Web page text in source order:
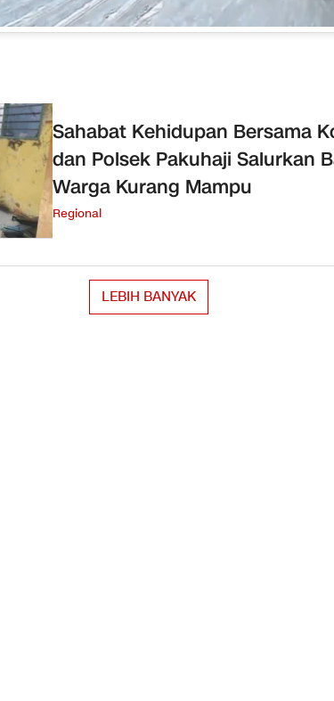
Sahabat Kehidupan Bersama
dan Polsek Pakuhaji Salurkan
Warga Kurang Mampu
Regional
LEBIH BANYAK